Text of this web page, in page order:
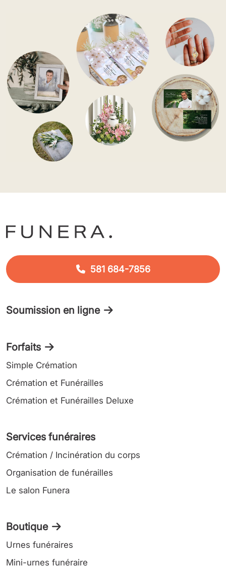
581 684-7856
Forfaits
Simple Crémation
Crémation et Funérailles
Crémation et Funérailles Deluxe
Soumission en ligne
Services funéraires
Crémation / Incinération du corps
Organisation de funérailles
Le salon Funera
Boutique
Urnes funéraires
Mini-urnes funéraire